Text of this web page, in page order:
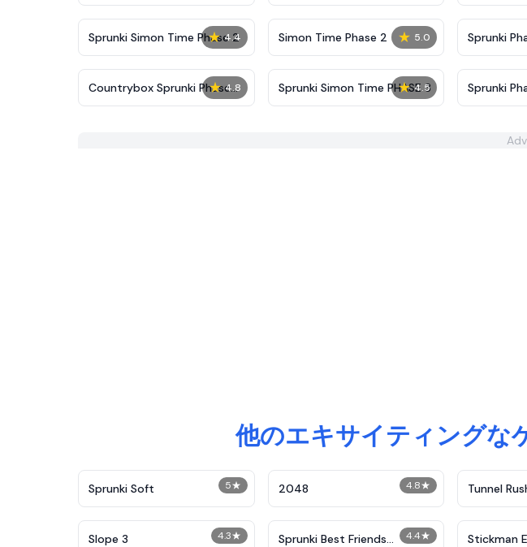
New
Definitive
★ 4.4
Sprunki Simon Time Phase 2 ★ 5.0
Simon Time Phase 2 Sprunki
★ 4.8
Countrybox Sprunki Phase
777
★ 4.5
Sprunki Simon Time PHASE 3 Sprunki
他のエキサイティングな
5★
Sprunki Soft 4.8★
2048 Tunnel
4.3★
Slope 3 4.4★
Sprunki Best Friends
Stickman